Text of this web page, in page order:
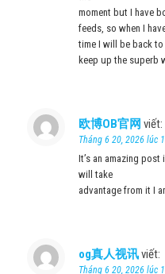
moment but I have
feeds, so when I
time I will be back to
keep up the superb
欧博OB官网 viết:
Tháng 6 20, 2026 lúc
It’s an amazing
will take
advantage from it I
og真人视讯viết:
Tháng 6 20, 2026 lúc